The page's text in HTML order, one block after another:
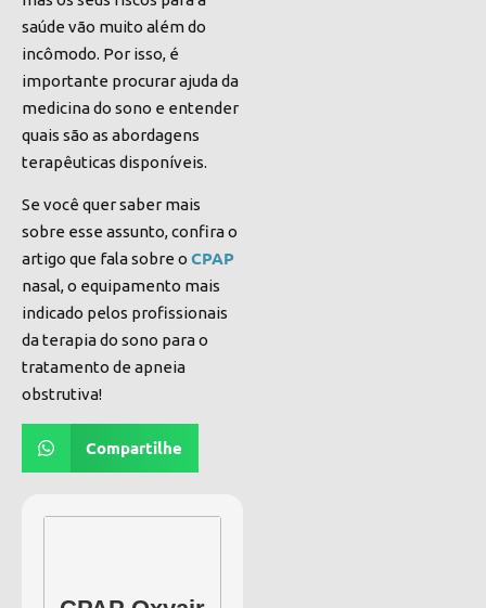
saúde vão muito além do
incômodo. Por isso, é
importante procurar ajuda da
medicina do sono e entender
quais são as abordagens
terapêuticas disponíveis.
Se você quer saber mais
sobre esse assunto, confira o
artigo que fala sobre o CPAP
nasal, o equipamento mais
indicado pelos profissionais
da terapia do sono para o
tratamento de apneia
obstrutiva!
Compartilhe